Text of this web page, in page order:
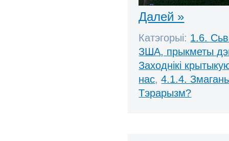
Далей »
Катэгорыі: 1.6.
ЗША, прыкметы
Заходнікі
нас,4.1.4.
Тэрарызм?